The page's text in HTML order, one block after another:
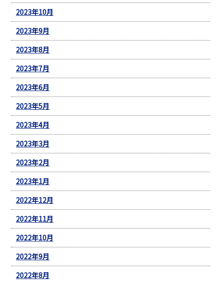
2023年10月
2023年9月
2023年8月
2023年7月
2023年6月
2023年5月
2023年4月
2023年3月
2023年2月
2023年1月
2022年12月
2022年11月
2022年10月
2022年9月
2022年8月